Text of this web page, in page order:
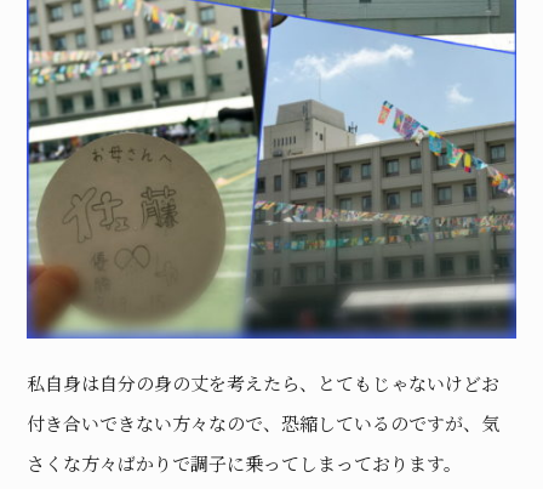
私自身は自分の身の丈を考えたら、とてもじゃないけどお
付き合いできない方々なので、恐縮しているのですが、気
さくな方々ばかりで調子に乗ってしまっております。